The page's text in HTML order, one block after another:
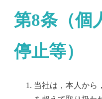
第8条（個
停止等）
当社は，本人から